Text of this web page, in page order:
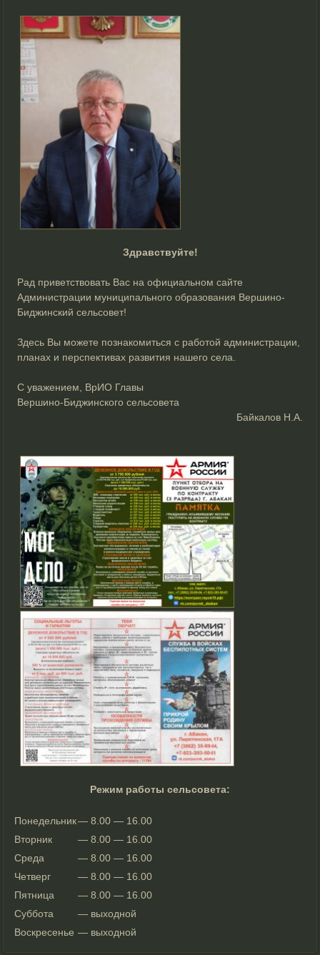
Здравствуйте!
Рад приветствовать Вас на официальном сайте
Администрации муниципального образования Вершино-
Биджинский сельсовет!
Здесь Вы можете познакомиться с работой администрации,
планах и перспективах развития нашего села.
С уважением, ВрИО Главы
Вершино-Биджинского сельсовета
Байкалов Н.А.
Режим работы сельсовета:
Понедельник— 8.00 — 16.00
Вторник
— 8.00 — 16.00
Среда
— 8.00 — 16.00
Четверг
— 8.00 — 16.00
Пятница
— 8.00 — 16.00
Суббота
— выходной
Воскресенье — выходной